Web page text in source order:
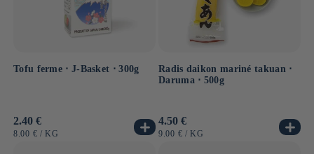
Tofu ferme ⋅ J-Basket ⋅ 300g
Prix
habituel
2.40 €
PRIX
8.00 € / PAR
KG
Radis daikon mariné takuan ⋅
Daruma ⋅ 500g
Prix
habituel
4.50 €
PRIX
9.00 € / PAR
KG